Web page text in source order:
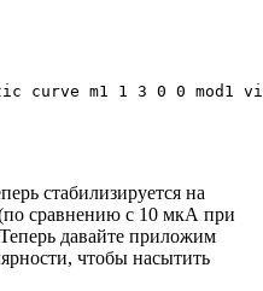
curve m1 1 3 0 0 mod1
стабилизируется на
сравнению с 10 мкА при
давайте приложим
чтобы насытить